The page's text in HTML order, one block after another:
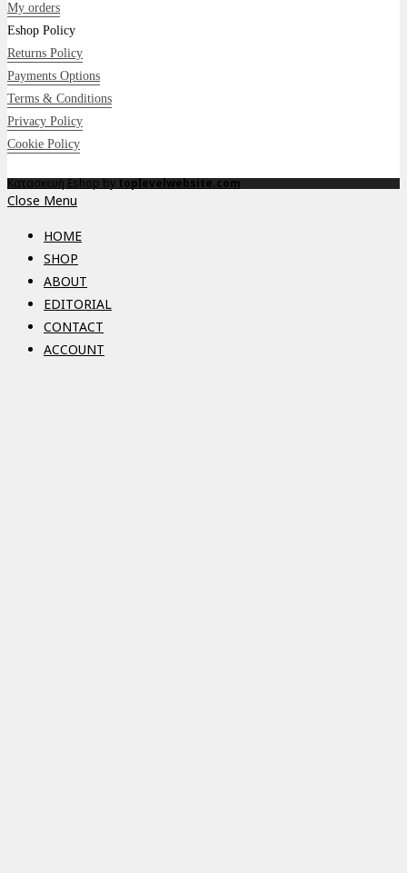
My orders
Eshop Policy
Returns Policy
Payments Options
Terms & Conditions
Privacy Policy
Cookie Policy
Κατασκευή Eshop bytoplevelwebsite.com
Close Menu
HOME
SHOP
ABOUT
EDITORIAL
CONTACT
ACCOUNT